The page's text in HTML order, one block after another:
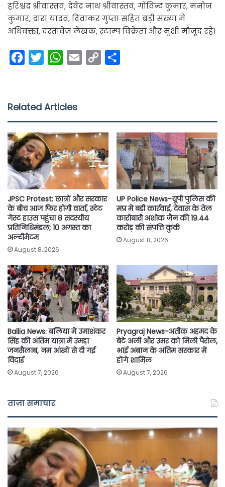
हरिश्चंद्र श्रीवास्तव, देवेंद्र नाथ श्रीवास्तव, गोविन्द कुमार, मनोज
कुमार, दारा यादव, दिवाकर गुप्ता सहित बड़ी संख्या में
अधिवक्ता, दस्तावेज लेखक, स्टाम्प विक्रेता और मुंशी मौजूद रहे।
e
o
o
k
t
e
r
W
t
A
p
p
i
n
k
Related Articles
JPSC Protest: छात्रों और सरकार
के बीच आज फिर होगी वार्ता, स्टेट
गेस्ट हाउस पहुंचा 8 सदस्यीय
प्रतिनिधिमंडल; 10 अगस्त का
अल्टीमेटम
August 8, 2026
UP Police News-यूपी पुलिस की
मप्र में बड़ी कार्रवाई, देवास के तेल
कारोबारी अशोक जैन की 19.44
करोड़ की संपत्ति कुर्क
August 8, 2026
Ballia News: बलिया में उमाशंकर
सिंह की अंतिम यात्रा में उमड़ा
जनसैलाब, नम आंखों से दी गई
विदाई
August 7, 2026
Pryagraj News-अतीक अहमद के
बेटे अली और उमर को मिली पैरोल,
भाई अबान के अंतिम संस्कार में
होंगे शामिल
August 7, 2026
ताज़ा समाचार